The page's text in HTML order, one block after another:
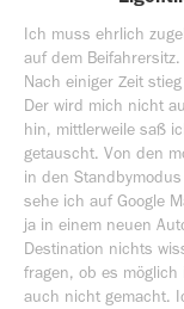
Ich muss ehrlich
auf dem
Nach einiger Zeit
Der wird mich nicht
hin, mittlerweile saß
getauscht. Von den
in den
sehe ich auf Google
ja in einem neuen
Destination nichts
fragen, ob es
auch nicht gemacht.